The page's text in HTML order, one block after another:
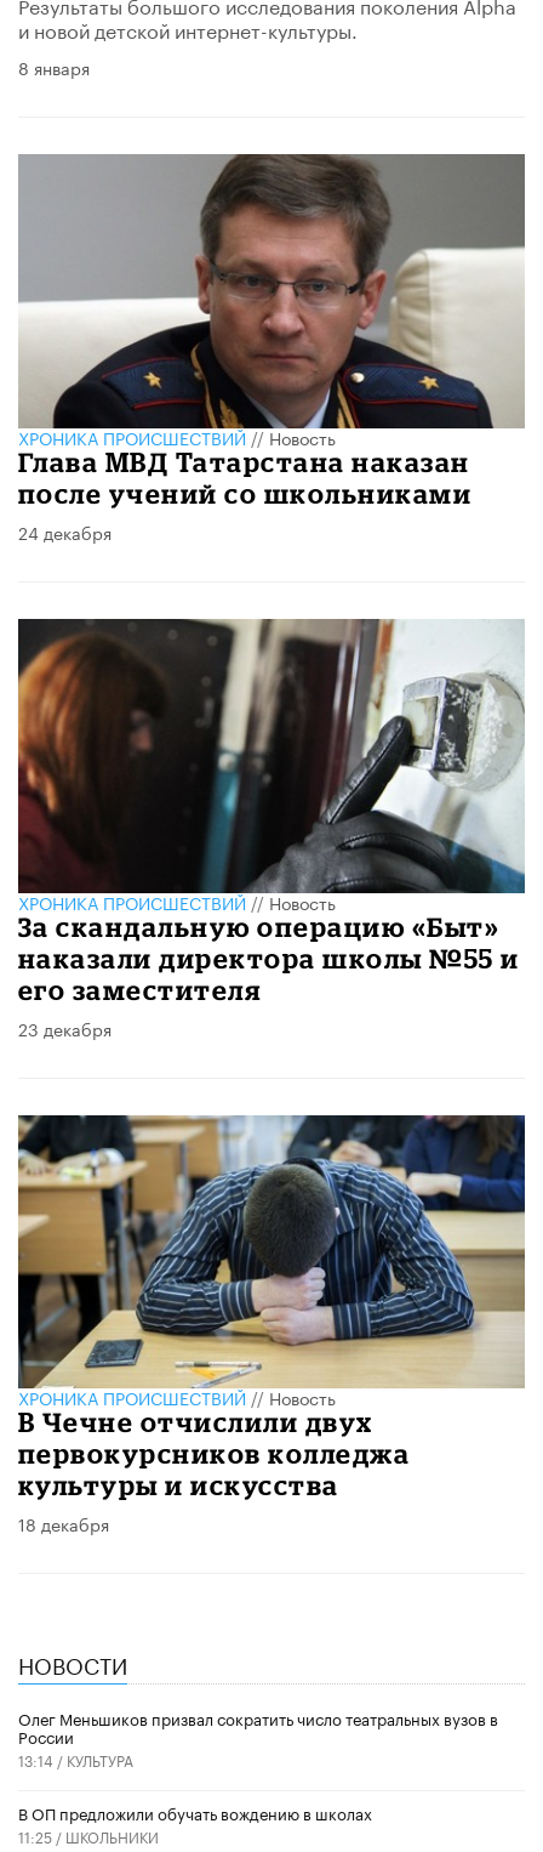
и новой детской интернет-культуры.
8 января
ХРОНИКА ПРОИСШЕСТВИЙ//Новость
Глава МВД Татарстана наказан
после учений со школьниками
24 декабря
ХРОНИКА ПРОИСШЕСТВИЙ//Новость
За скандальную операцию «Быт»
наказали директора школы №55 и
его заместителя
23 декабря
ХРОНИКА ПРОИСШЕСТВИЙ//Новость
В Чечне отчислили двух
первокурсников колледжа
культуры и искусства
18 декабря
НОВОСТИ
Олег Меньшиков призвал сократить число театральных вузов в
России
13:14 / КУЛЬТУРА
В ОП предложили обучать вождению в школах
11:25 / ШКОЛЬНИКИ